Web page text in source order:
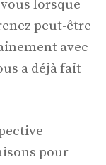
lorsque
peut-être
avec
a déjà fait
pour